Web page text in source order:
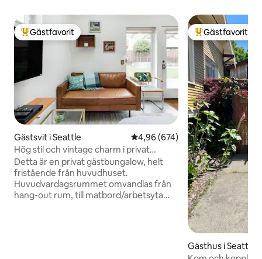
Populär gästfavorit
Gästfavorit
Gästsvit i Seattle 4,96 av 5 i genomsnittligt
4,96 (674)
Hög stil och vintage charm i privat
trädgårdstuga
Detta är en privat gästbungalow, helt
fristående från huvudhuset.
Huvudvardagsrummet omvandlas från
hang-out rum, till matbord/arbetsyta
Populär
Gästfavorit
Gästhus i Seattle